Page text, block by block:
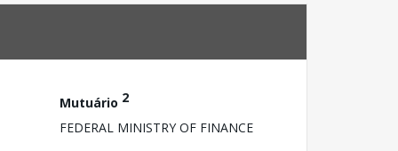
Mutuário 2
FEDERAL MINISTRY OF FINANCE